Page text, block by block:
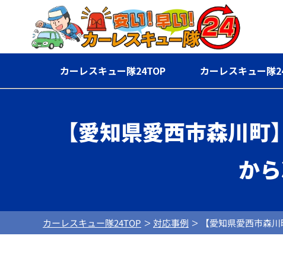
カーレスキュー隊24TOP カーレスキュー隊
【愛知県愛西市森川
か
カーレスキュー隊24TOP 対応事例 【愛知県愛西市森